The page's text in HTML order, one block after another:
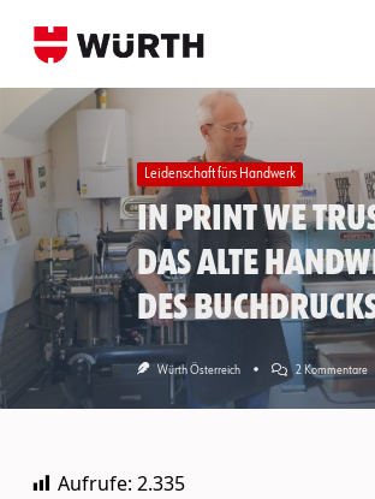
Leidenschaft fürs Handwerk
In print we
Das alte
des
Würth Österreich 2 KommentareZu
Aufrufe: 2.335